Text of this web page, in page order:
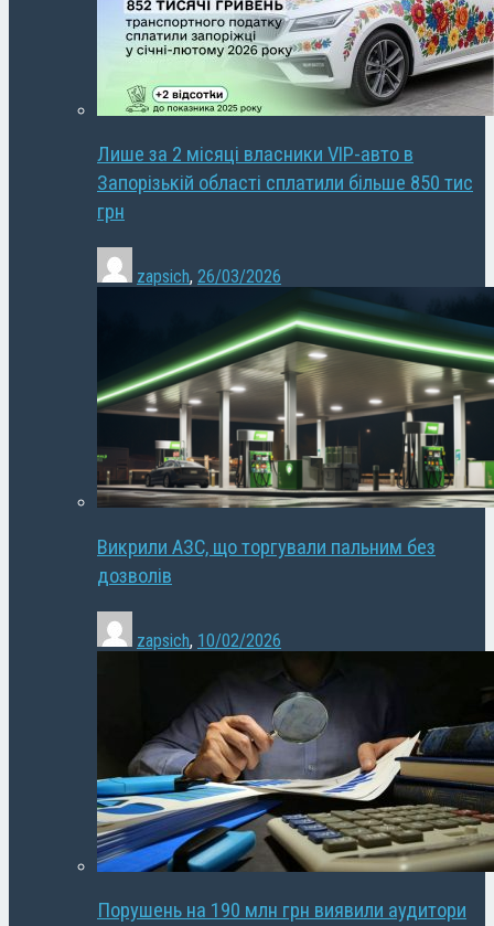
Лише за 2 місяці власники VIP-авто в
Запорізькій області сплатили більше 850 тис
грн
zapsich, 26/03/2026
Викрили АЗС, що торгували пальним без
дозволів
zapsich, 10/02/2026
Порушень на 190 млн грн виявили аудитори